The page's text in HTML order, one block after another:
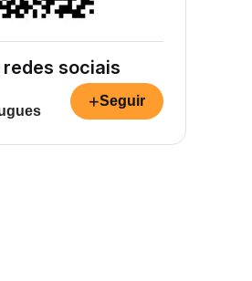
sociais
+Seguir